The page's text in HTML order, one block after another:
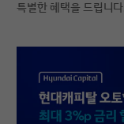
특별한 혜택을 드립니다.